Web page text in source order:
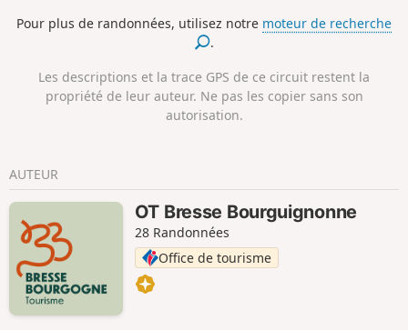
dans les champs.
Pour plus de randonnées, utilisez notre moteur de recherche
.
Les descriptions et la trace GPS de ce circuit restent la
propriété de leur auteur. Ne pas les copier sans son
autorisation.
AUTEUR
OT Bresse Bourguignonne
28 Randonnées
Office de tourisme